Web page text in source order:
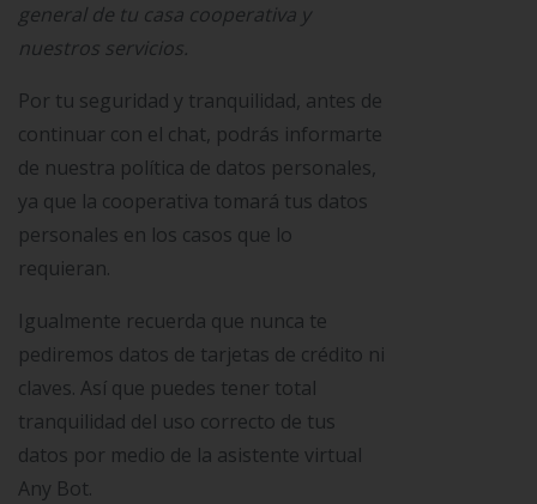
general de tu casa cooperativa y
nuestros servicios.
Por tu seguridad y tranquilidad, antes de
continuar con el chat, podrás informarte
de nuestra política de datos personales,
ya que la cooperativa tomará tus datos
personales en los casos que lo
requieran.
Igualmente recuerda que nunca te
pediremos datos de tarjetas de crédito ni
claves. Así que puedes tener total
tranquilidad del uso correcto de tus
datos por medio de la asistente virtual
Any Bot.